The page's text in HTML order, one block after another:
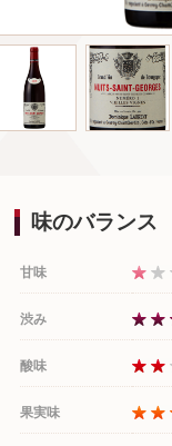
味のバランス
甘味
渋み
酸味
果実味